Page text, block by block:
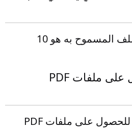
الحد الأقصى لحجم الملف المسموح به هو 10
كيف يمكنني الحصول على ملفات PDF
انقر فوق الزر "تنزيل" للحصول على ملفات PDF